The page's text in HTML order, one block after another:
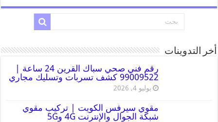
أخر التدوينات
رقم فني صحي سباك القرين 24 ساعة |
99009522 كشف تسربات وتسليك مجاري
يوليو 4, 2026
مقوي سيرفس الكويت | تركيب مقوي
شبكة الجوال والإنترنت 4G و5G